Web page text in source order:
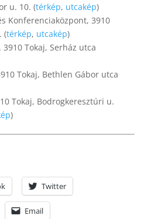
u. 10. (térkép, utcakép)
Konferenciaközpont, 3910
(térkép, utcakép)
, 3910 Tokaj, Serház utca
Tokaj, Bethlen Gábor utca
Tokaj, Bodrogkeresztúri u.
)
Twitter
Email